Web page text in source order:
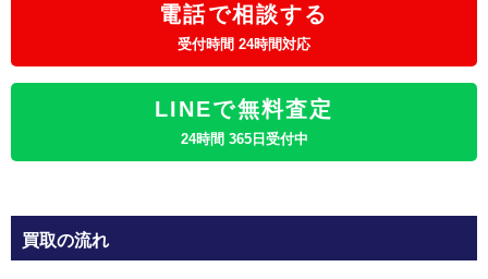
電話で相談する
受付時間 24時間対応
LINEで無料査定
24時間 365日受付中
買取の流れ